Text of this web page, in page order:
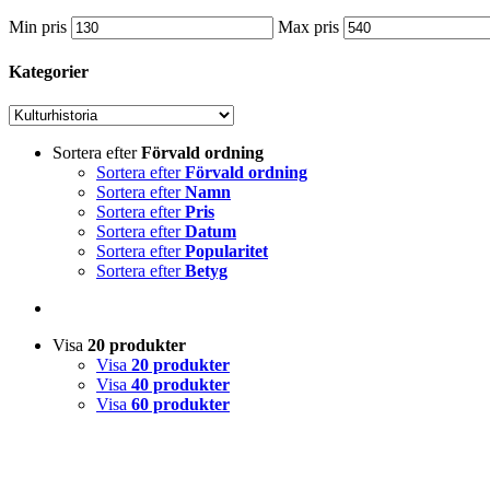
Min pris Max pris
Kategorier
Sortera efterFörvald ordning
Sortera efterFörvald ordning
Sortera efterNamn
Sortera efterPris
Sortera efterDatum
Sortera efterPopularitet
Sortera efterBetyg
Visa 20 produkter
Visa 20 produkter
Visa 40 produkter
Visa 60 produkter